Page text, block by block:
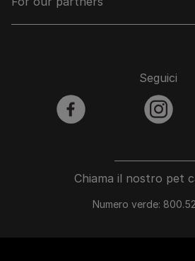
Chiama il nostro pet
Numero verde:
Seguici
facebook